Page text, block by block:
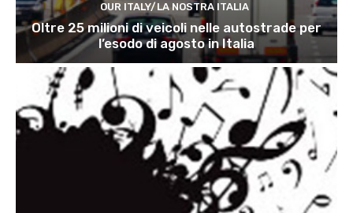
OUR ITALY/LA NOSTRA ITALIA
Oltre 25 milioni di veicoli nelle autostrade per
l’esodo di agosto in Italia